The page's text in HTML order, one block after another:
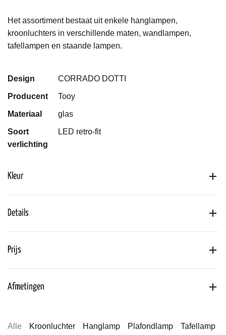
Het assortiment bestaat uit enkele hanglampen,
kroonluchters in verschillende maten, wandlampen,
tafellampen en staande lampen.
Design CORRADO DOTTI
Producent Tooy
Materiaal glas
Soort
verlichting
LED retro-fit
Kleur
Details
Prijs
Afmetingen
Alle Kroonluchter Hanglamp Plafondlamp
Tafellamp